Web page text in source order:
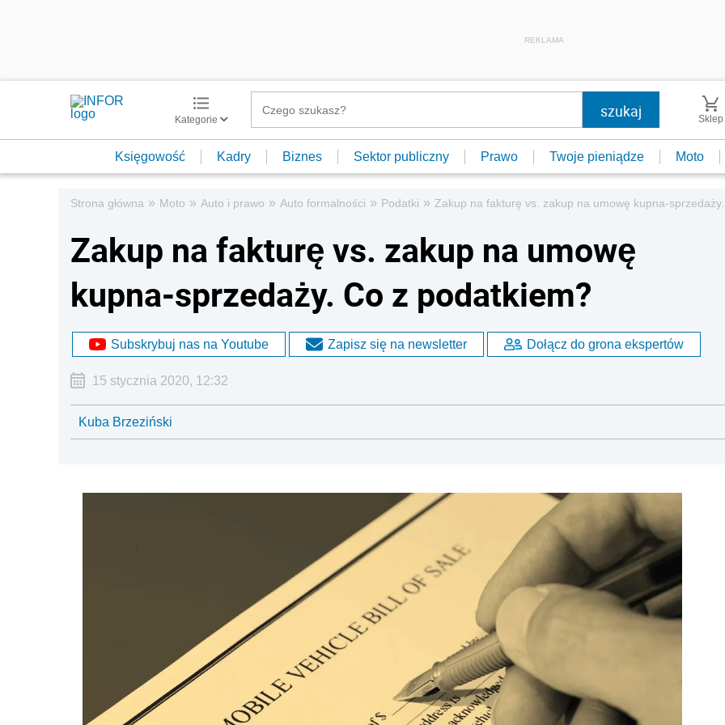
REKLAMA
Kategorie Sklep
Księgowość Kadry Biznes Sektor publiczny Prawo Twoje pieniądze Moto
Strona główna » Moto » Auto i prawo » Auto formalności » Podatki » Zakup na fakturę vs. zakup na umowę kupna-
Zakup na fakturę vs. zakup na umowę
kupna-sprzedaży. Co z podatkiem?
Subskrybuj nas na Youtube Zapisz się na newsletter Dołącz do grona ekspertów
15 stycznia 2020, 12:32
Kuba Brzeziński